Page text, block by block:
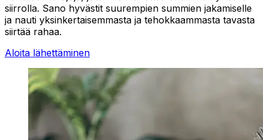
siirrolla. Sano hyvästit suurempien summien jakamiselle
ja nauti yksinkertaisemmasta ja tehokkaammasta tavasta
siirtää rahaa.
Aloita lähettäminen